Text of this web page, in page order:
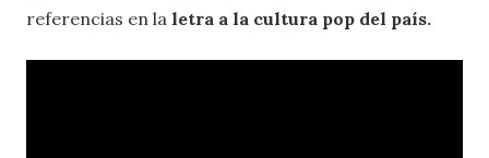
referencias en la letra a la cultura pop del país.